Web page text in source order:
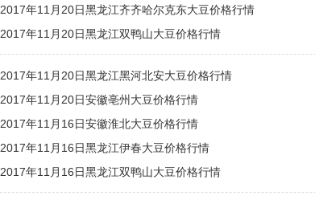
2017年11月20日黑龙江齐齐哈尔克东大豆价格行情
2017年11月20日黑龙江双鸭山大豆价格行情
2017年11月20日黑龙江黑河北安大豆价格行情
2017年11月20日安徽亳州大豆价格行情
2017年11月16日安徽淮北大豆价格行情
2017年11月16日黑龙江伊春大豆价格行情
2017年11月16日黑龙江双鸭山大豆价格行情